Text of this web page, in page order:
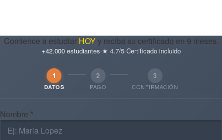
Comience a estudiar HOYy reciba su certificado en 9 meses.
+42.000estudiantes·★ 4.7/5·Certificado incluido
1
DATOS
2
PAGO
3
CONFIRMACIÓN
Nombre *